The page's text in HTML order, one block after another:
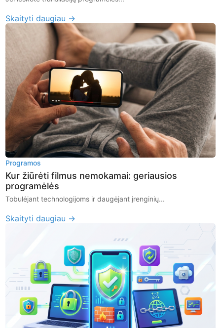
Skaityti daugiau →
Programos
Kur žiūrėti filmus nemokamai: geriausios
programėlės
Tobulėjant technologijoms ir daugėjant įrenginių...
Skaityti daugiau →